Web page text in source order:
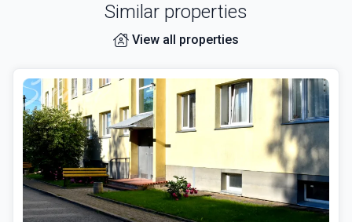
Similar properties
View all properties